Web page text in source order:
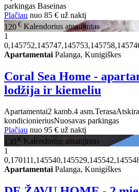
parkingas Baseinas
Plačiau nuo 85 € už naktį
120 € Kalendorius atnaujintas
1
Apartamentai Palanga, Kunigiškes
Coral Sea Home -
lodžija ir kiemeliu
Apartamentai2 kamb.4 asm.Terasa
kondicionieriusNuosavas parkingas
Plačiau nuo 95 € už naktį
130 € Kalendorius atnaujintas
1
Apartamentai Palanga, Kunigiškes